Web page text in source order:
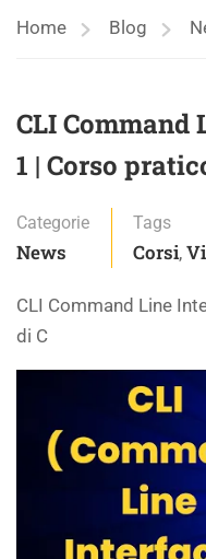
Home Blog
CLI
1 | Corso
Categorie
News
Tags
Corsi,
CLI Command Line
di C